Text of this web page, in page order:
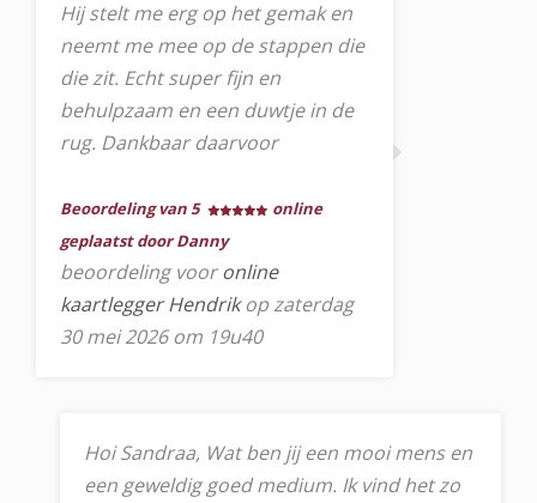
Hij stelt me erg op het gemak en
neemt me mee op de stappen die
die zit. Echt super fijn en
behulpzaam en een duwtje in de
rug. Dankbaar daarvoor
Beoordeling van 5
online
geplaatst door Danny
beoordeling vooronline
kaartlegger Hendrikop zaterdag
30 mei 2026 om 19u40
Hoi Sandraa, Wat ben jij een mooi mens en
een geweldig goed medium. Ik vind het zo